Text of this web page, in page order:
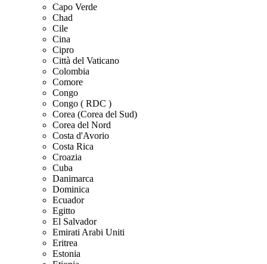
Capo Verde
Chad
Cile
Cina
Cipro
Città del Vaticano
Colombia
Comore
Congo
Congo ( RDC )
Corea (Corea del Sud)
Corea del Nord
Costa d'Avorio
Costa Rica
Croazia
Cuba
Danimarca
Dominica
Ecuador
Egitto
El Salvador
Emirati Arabi Uniti
Eritrea
Estonia